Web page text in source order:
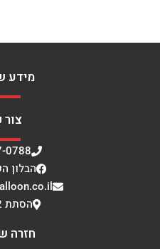
מידע
0788
הבלון
הסתת 12, חולון
חזרה